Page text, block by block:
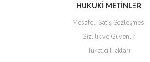
Bu ürüne benzer farklı alternatifler olmalı.
HUKUKİ METİNLER
Mesafeli Satış Sözleşmesi
Gizlilik ve Güvenlik
Tüketici Hakları